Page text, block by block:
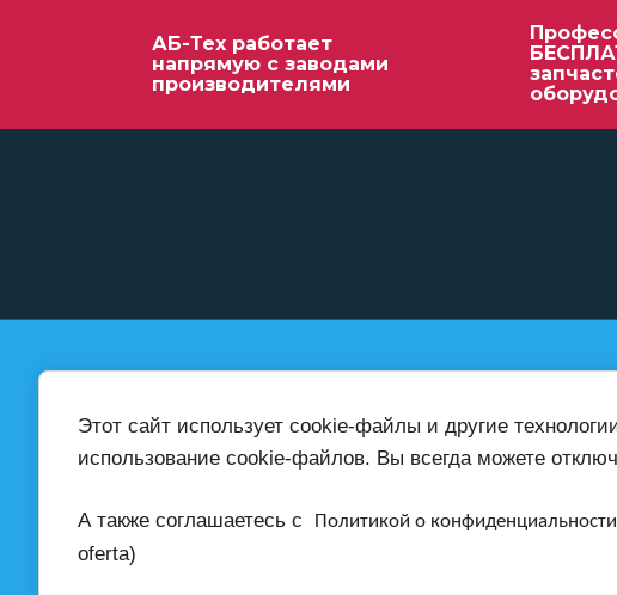
АБ-Тех работает
напрямую с заводами
производителями
© 2024 - 2026 ИП Епишин А.А.
ИНН: 231147180976
ОГРНИП: 324930100026969
+7 (999) 416-00-52
Также пишите нам на
Этот сайт использует cookie-файлы и другие
использование cookie-файлов. Вы всегда можете
А также соглашаетесь с Политикой о конфиденциальности
oferta)